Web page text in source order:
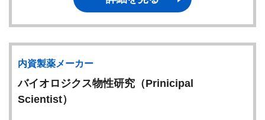
内資製薬メーカー
バイオロジクス物性研究（Prinicipal
Scientist）